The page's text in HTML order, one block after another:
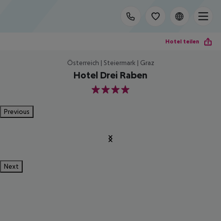
Hotel teilen
Österreich | Steiermark | Graz
Hotel Drei Raben
4
Previous
Next